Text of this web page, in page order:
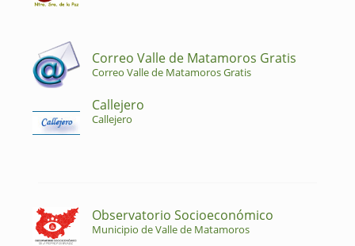
Correo Valle de Matamoros Gratis
Correo Valle de Matamoros Gratis
Callejero
Callejero
Observatorio Socioeconómico
Municipio de Valle de Matamoros